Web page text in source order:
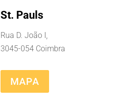
St. Pauls
Rua D. João I,
3045-054 Coimbra
MAPA